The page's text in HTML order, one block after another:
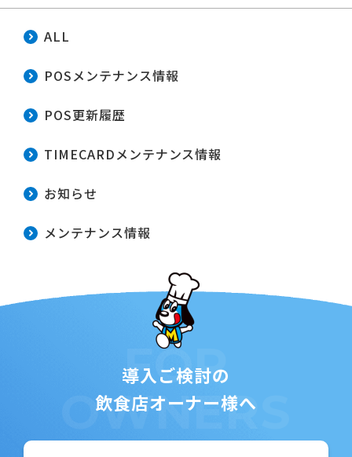
ALL
POSメンテナンス情報
POS更新履歴
TIMECARDメンテナンス情報
お知らせ
メンテナンス情報
導入ご検討の
飲食店オーナー様へ
FOR
OWNERS